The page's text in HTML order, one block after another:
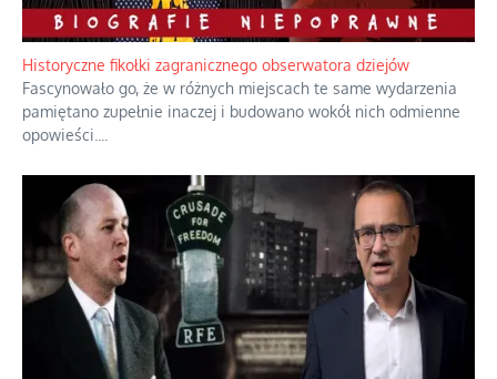
Historyczne fikołki zagranicznego obserwatora dziejów
Fascynowało go, że w różnych miejscach te same wydarzenia
pamiętano zupełnie inaczej i budowano wokół nich odmienne
opowieści.